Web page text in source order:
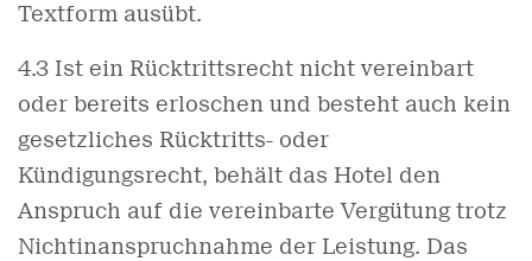
Textform ausübt.
4.3 Ist ein Rücktrittsrecht nicht vereinbart
oder bereits erloschen und besteht auch kein
gesetzliches Rücktritts- oder
Kündigungsrecht, behält das Hotel den
Anspruch auf die vereinbarte Vergütung trotz
Nichtinanspruchnahme der Leistung. Das